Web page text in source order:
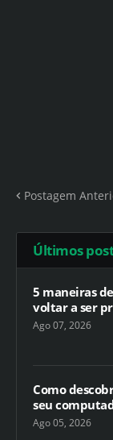
Postagem
Últimos
5 maneiras
voltar a ser
Ago 07, 2026
Como
seu
Ago 05, 2026